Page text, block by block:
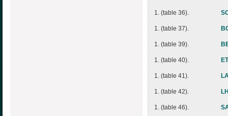
1. (table 36).
1. (table 37).
1. (table 39).
1. (table 40).
1. (table 41).
1. (table 42).
1. (table 46).